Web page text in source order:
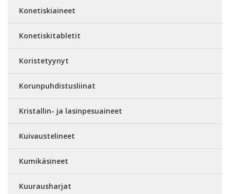
Konetiskiaineet
Konetiskitabletit
Koristetyynyt
Korunpuhdistusliinat
Kristallin- ja lasinpesuaineet
Kuivaustelineet
Kumikäsineet
Kuurausharjat